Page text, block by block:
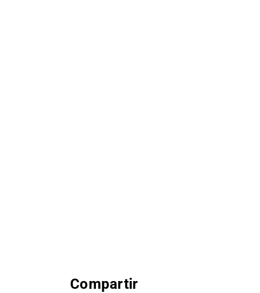
Compartir